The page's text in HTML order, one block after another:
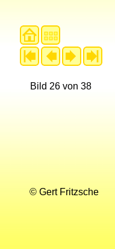
Bild 26 von 38
© Gert Fritzsche